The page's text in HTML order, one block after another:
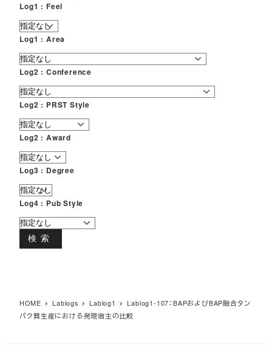
Log1 : Feel
Log1 : Area
Log2 : Conference
Log2 : PRST Style
Log2 : Award
Log3 : Degree
Log4 : Pub Style
検索
HOME Lablogs Lablog1
Lablog1-107：BAPおよびBAP融合タン
パク質生産における発現宿主の比較